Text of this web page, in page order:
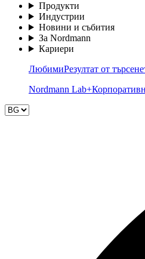
Продукти
Индустрии
Новини и събития
За Nordmann
Кариери
ЛюбимиРезултат от
Nordmann Lab+